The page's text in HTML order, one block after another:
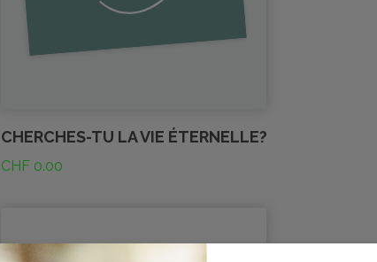
CHERCHES-TU LA VIE ÉTERNELLE?
CHF 0.00